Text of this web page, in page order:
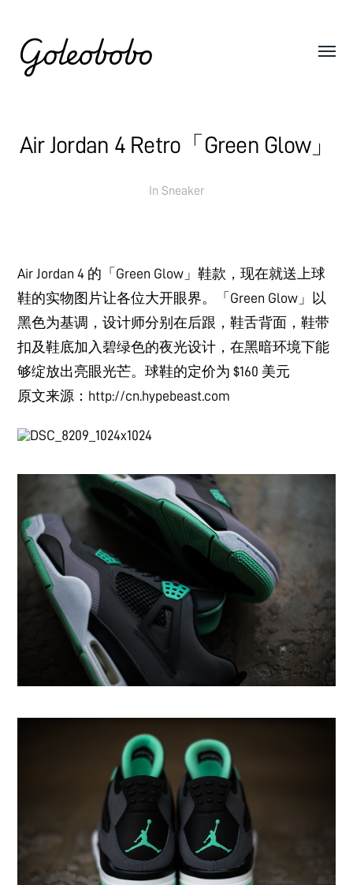
Goleobobo
Air Jordan 4 Retro「Green Glow」
In Sneaker
Air Jordan 4 的「Green Glow」鞋款，现在就送上球
鞋的实物图片让各位大开眼界。「Green Glow」以
黑色为基调，设计师分别在后跟，鞋舌背面，鞋带
扣及鞋底加入碧绿色的夜光设计，在黑暗环境下能
够绽放出亮眼光芒。球鞋的定价为 $160 美元
原文来源：http://cn.hypebeast.com